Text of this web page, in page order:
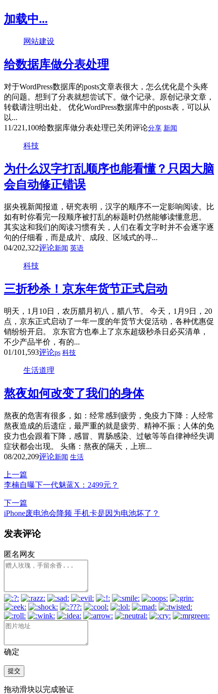
加载中...
网站建设
给数据库做分表处理
对于WordPress数据库的posts文章表很大，怎么优化是个头疼
的问题。想到了分表就想尝试下。做个记录。原创记录文章，
转载请注明出处。 优化WordPress数据库中的posts表，可以从
以...
11/221,100给数据库做分表处理已关闭评论分享 新闻
科技
为什么汉字打乱顺序也能看懂？只因大脑
会自动修正错误
据央视新闻报道，研究表明，汉字的顺序不一定影响阅读。比
如有时你看完一段顺序被打乱的标题时仍然能够读懂意思。
其实这和我们的阅读习惯有关，人们在看文字时并不会逐字逐
句的仔细看，而是成片、成段、区域式的寻...
04/202,322评论新闻 英语
科技
三折秒杀！京东年货节正式启动
明天，1月10日，农历腊月初八，腊八节。 今天，1月9日，20
点，京东正式启动了一年一度的年货节大促活动，各种优惠促
销纷纷开启。 京东官方也奉上了京东超级秒杀日必买清单，
不少产品半价，有的...
01/101,593评论ps 科技
生活道理
熬夜如何改变了我们的身体
熬夜的危害有很多，如：经常感到疲劳，免疫力下降：人经常
熬夜造成的后遗症，最严重的就是疲劳、精神不振；人体的免
疫力也会跟着下降，感冒、胃肠感染、过敏等等自律神经失调
症状都会出现。 头痛：熬夜的隔天，上班...
08/202,209评论新闻 生活
上一篇
李楠自曝下一代魅蓝X：2499元？
下一篇
iPhone废电池会降频 手机卡是因为电池坏了？
发表评论
匿名网友
确定
提交
拖动滑块以完成验证